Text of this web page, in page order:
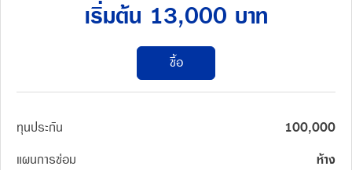
เริ่มต้น 13,000 บาท
ซื้อ
ทุนประกัน
100,000
แผนการซ่อม
ห้าง